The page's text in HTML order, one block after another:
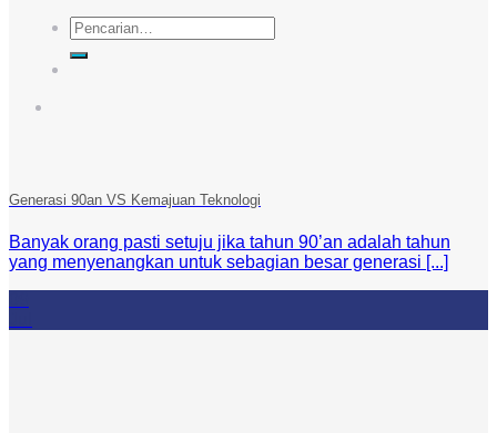
Pencarian
untuk:
Generasi 90an VS Kemajuan Teknologi
Banyak orang pasti setuju jika tahun 90’an adalah tahun
yang menyenangkan untuk sebagian besar generasi [...]